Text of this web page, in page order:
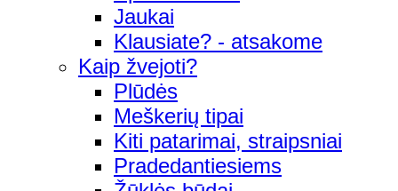
Jaukai
Klausiate? - atsakome
Kaip žvejoti?
Plūdės
Meškerių tipai
Kiti patarimai, straipsniai
Pradedantiesiems